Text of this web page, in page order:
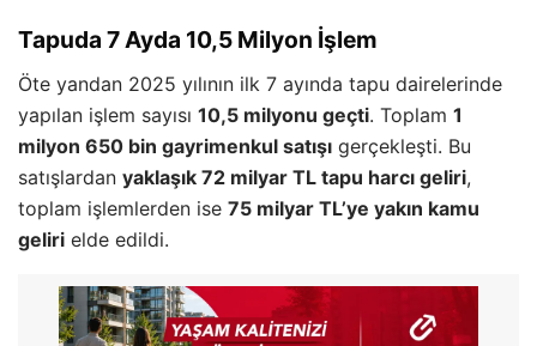
Tapuda 7 Ayda 10,5 Milyon İşlem
Öte yandan 2025 yılının ilk 7 ayında tapu dairelerinde
yapılan işlem sayısı 10,5 milyonu geçti. Toplam 1
milyon 650 bin gayrimenkul satışı gerçekleşti. Bu
satışlardan yaklaşık 72 milyar TL tapu harcı geliri,
toplam işlemlerden ise 75 milyar TL’ye yakın kamu
geliri elde edildi.